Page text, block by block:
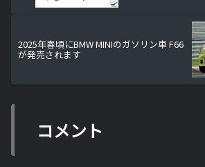
2025年春頃にBMW MINIのガソリン車 F66
が発売されます
コメント